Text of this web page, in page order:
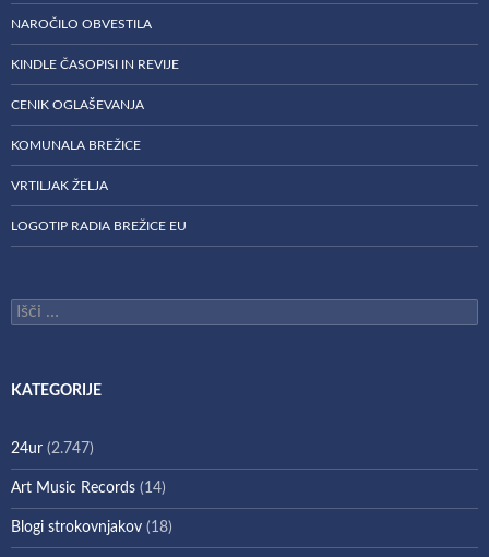
NAROČILO OBVESTILA
KINDLE ČASOPISI IN REVIJE
CENIK OGLAŠEVANJA
KOMUNALA BREŽICE
VRTILJAK ŽELJA
LOGOTIP RADIA BREŽICE EU
Išči:
KATEGORIJE
24ur (2.747)
Art Music Records (14)
Blogi strokovnjakov (18)